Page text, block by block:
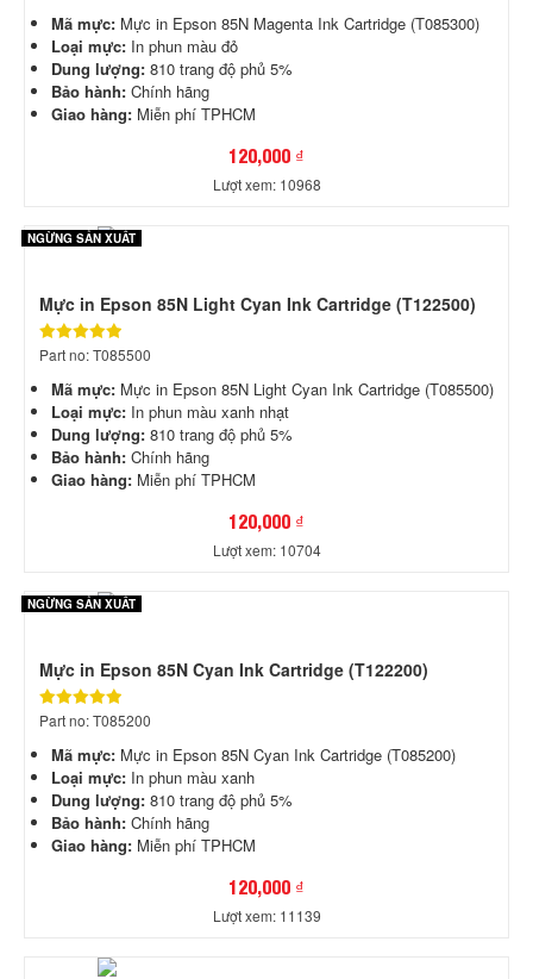
Mã mực: Mực in Epson 85N Magenta Ink Cartridge (T085300)
Loại mực: In phun màu đỏ
Dung lượng: 810 trang độ phủ 5%
Bảo hành: Chính hãng
Giao hàng: Miễn phí TPHCM
120,000 ₫
Lượt xem: 10968
NGỪNG SẢN XUẤT
Mực in Epson 85N Light Cyan Ink Cartridge (T122500)
Part no: T085500
Mã mực: Mực in Epson 85N Light Cyan Ink Cartridge (T085500)
Loại mực: In phun màu xanh nhạt
Dung lượng: 810 trang độ phủ 5%
Bảo hành: Chính hãng
Giao hàng: Miễn phí TPHCM
120,000 ₫
Lượt xem: 10704
NGỪNG SẢN XUẤT
Mực in Epson 85N Cyan Ink Cartridge (T122200)
Part no: T085200
Mã mực: Mực in Epson 85N Cyan Ink Cartridge (T085200)
Loại mực: In phun màu xanh
Dung lượng: 810 trang độ phủ 5%
Bảo hành: Chính hãng
Giao hàng: Miễn phí TPHCM
120,000 ₫
Lượt xem: 11139